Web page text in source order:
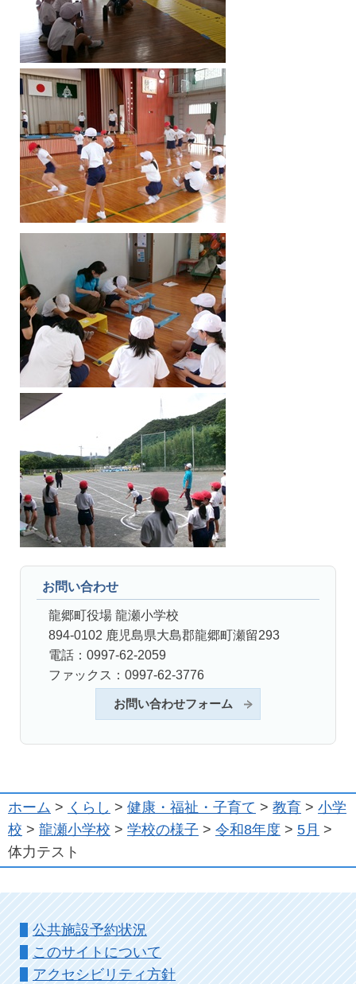
お問い合わせ
龍郷町役場 龍瀬小学校
894-0102 鹿児島県大島郡龍郷町瀬留293
電話：0997-62-2059
ファックス：0997-62-3776
お問い合わせフォーム
ホーム > くらし > 健康・福祉・子育て > 教育 > 小学
校 > 龍瀬小学校 > 学校の様子 > 令和8年度 > 5月 >
体力テスト
公共施設予約状況
このサイトについて
アクセシビリティ方針